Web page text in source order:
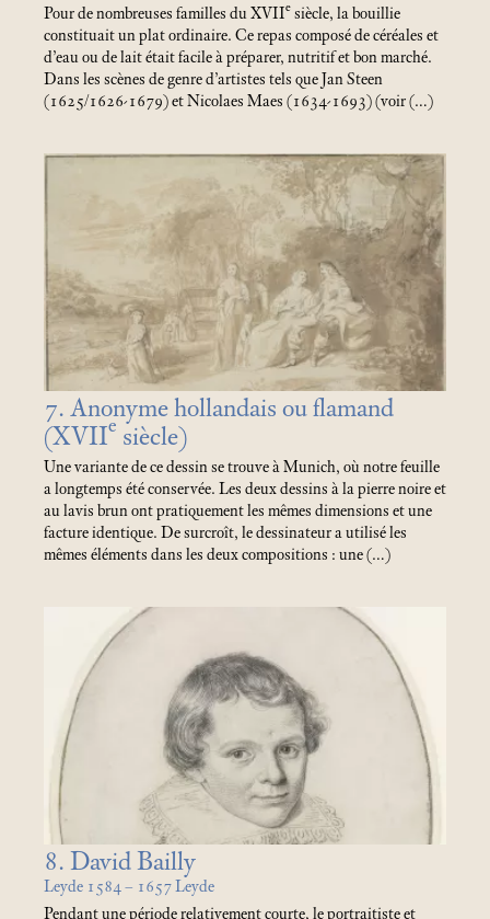
Pour de nombreuses familles du XVIIe siècle, la bouillie
constituait un plat ordinaire. Ce repas composé de céréales et
d’eau ou de lait était facile à préparer, nutritif et bon marché.
Dans les scènes de genre d’artistes tels que Jan Steen
(1625/1626-1679) et Nicolaes Maes (1634-1693) (voir (…)
7. Anonyme hollandais ou flamand
(XVIIe siècle)
Une variante de ce dessin se trouve à Munich, où notre feuille
a longtemps été conservée. Les deux dessins à la pierre noire et
au lavis brun ont pratiquement les mêmes dimensions et une
facture identique. De surcroît, le dessinateur a utilisé les
mêmes éléments dans les deux compositions : une (…)
8. David Bailly
Leyde 1584 – 1657 Leyde
Pendant une période relativement courte, le portraitiste et